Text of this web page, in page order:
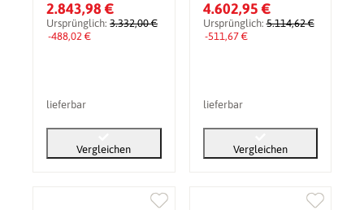
2.843,98 €
Ursprünglich: 3.332,00 €
-488,02 €
lieferbar
Vergleichen
4.602,95 €
Ursprünglich:5.114,62 €
-511,67 €
lieferbar
Vergleichen